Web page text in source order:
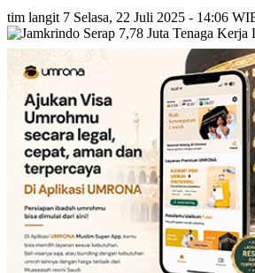
tim langit 7 Selasa, 22 Juli 2025 - 14:06